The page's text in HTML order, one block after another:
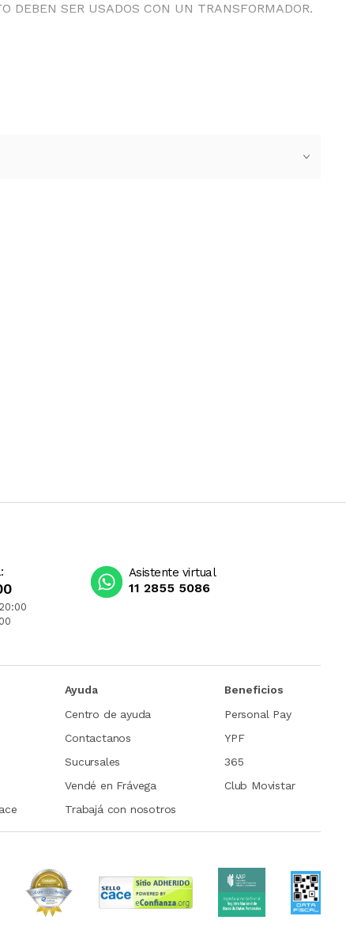
DEBEN SER USADOS CON UN TRANSFORMADOR.
Asistente virtual
11 2855 5086
Ayuda
Centro de ayuda
Contactanos
Sucursales
Vendé en Frávega
Trabajá con nosotros
Beneficios
Personal Pay
YPF
365
Club Movistar